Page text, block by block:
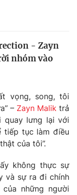
- Zayn
nhóm vào
vọng, song, tôi
– Zayn Maliktrả
quay lưng lại với
tiếp tục làm điều
của tôi”.
không thực sự
và sự ra đi chính
những người